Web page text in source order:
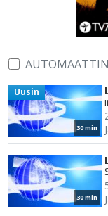
30 min
Uusin
30 min